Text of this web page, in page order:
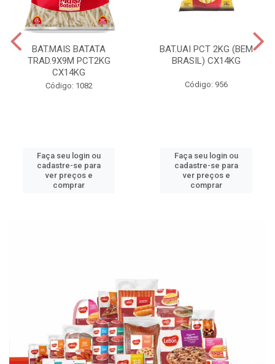
BAT.MAIS BATATA
TRAD.9X9M PCT2KG
CX14KG
Código: 1082
Faça seu login ou
cadastre-se para
ver preços e
comprar
BAT.UAI PCT 2KG (BEM
BRASIL) CX14KG
Código: 956
Faça seu login ou
cadastre-se para
ver preços e
comprar